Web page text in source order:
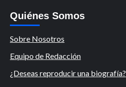
Quiénes Somos
Sobre Nosotros
Equipo de Redacción
¿Deseas reproducir una biografía?